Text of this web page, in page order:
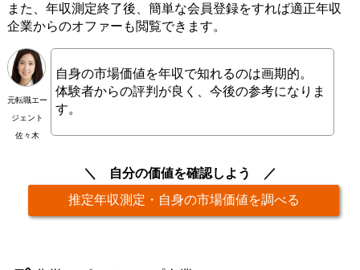
また、年収測定終了後、簡単な会員登録をすれば適正年収
企業からのオファーも閲覧できます。
元転職エー
ジェント
佐々木
自身の市場価値を年収で知れるのは画期的。
体験者からの評判が良く、今後の参考になりま
す。
自分の価値を確認しよう
推定年収測定・自身の市場価値を調べる